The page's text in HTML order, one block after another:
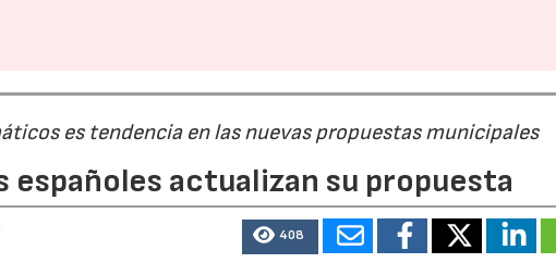
es tendencia en las nuevas propuestas municipales
españoles actualizan su propuesta
408